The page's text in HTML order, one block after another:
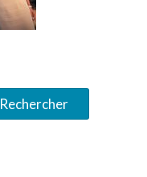
Rechercher